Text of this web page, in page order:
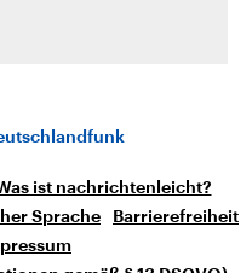
ist nachrichtenleicht?
Sprache
Barrierefreiheit